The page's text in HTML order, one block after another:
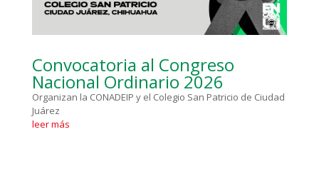
Convocatoria al Congreso
Nacional Ordinario 2026
Organizan la CONADEIP y el Colegio San Patricio de Ciudad
Juárez
leer más